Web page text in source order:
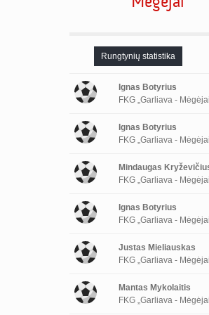
Rungtynių statistika
Ignas Botyrius
FKG „Garliava -
Ignas Botyrius
FKG „Garliava -
Mindaugas
FKG „Garliava -
Ignas Botyrius
FKG „Garliava -
Justas Mieliauskas
FKG „Garliava -
Mantas Mykolaitis
FKG „Garliava -